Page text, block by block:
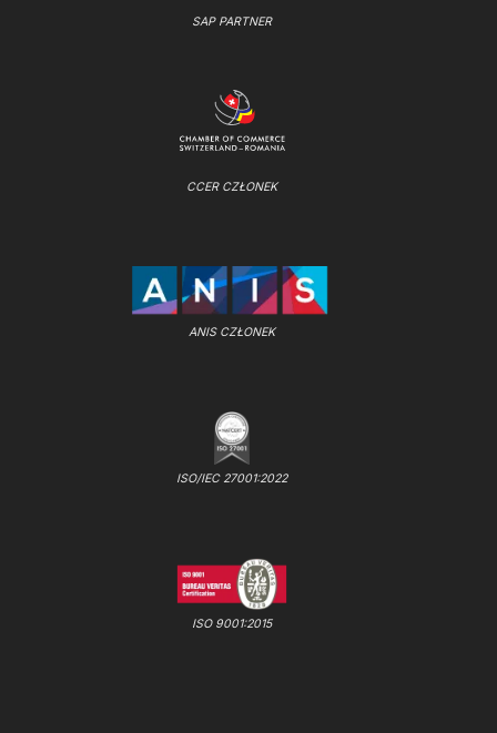
SAP PARTNER
CCER CZŁONEK
ANIS CZŁONEK
ISO/IEC 27001:2022
ISO 9001:2015